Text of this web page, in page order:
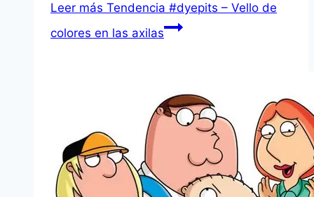
Leer más Tendencia #dyepits – Vello de
colores en las axilas